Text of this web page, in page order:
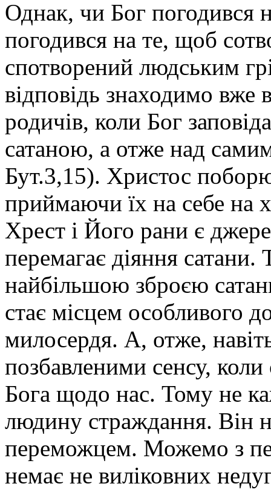
Однак, чи Бог погодився
погодився на те, щоб
спотворений людським
відповідь знаходимо
родичів, коли Бог
сатаною, а отже над
Бут.3,15). Христос
приймаючи їх на себе на
Хрест і Його рани є
перемагає діяння
найбільшою зброєю
стає місцем особливого
милосердя. А, отже,
позбавленими сенсу,
Бога щодо нас. Тому не
людину страждання. Він
переможцем. Можемо з
немає не виліковних